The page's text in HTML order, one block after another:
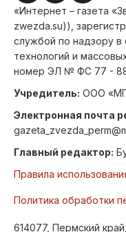
«Интернет – газета
zwezda.su)),
службой по надзору в
технологий и
номер ЭЛ № ФС 77 -
Учредитель: ООО
Электронная почта
Главный редактор:
Правила
Политика обработки
614077, Пермский